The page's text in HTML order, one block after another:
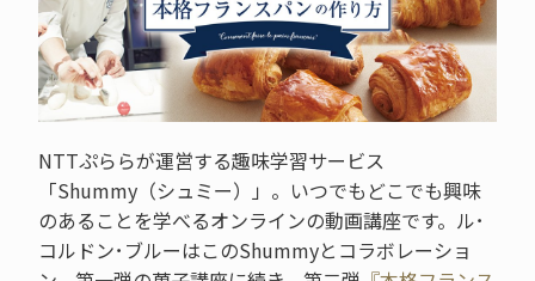
NTTぷららが運営する趣味学習サービス
「Shummy（シュミー）」。いつでもどこでも興味
のあることを学べるオンラインの動画講座です。ル･
コルドン･ブルーはこのShummyとコラボレーショ